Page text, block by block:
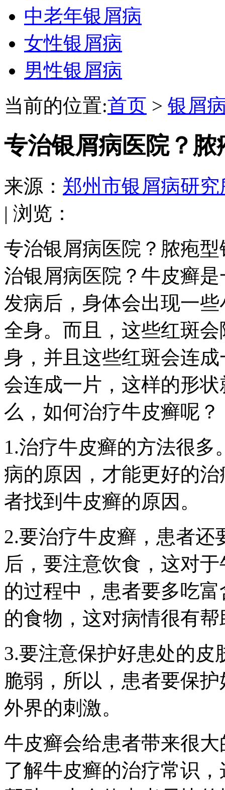
中老年银屑病
女性银屑病
男性银屑病
当前的位置:首页 > 银屑
专治银屑病医院？
来源： 郑州市银屑病研究
| 浏览：
专治银屑病医院？脓疱
治银屑病医院？牛皮癣
发病后，身体会出现一
全身。而且，这些红斑
身，并且这些红斑会连
会连成一片，这样的形
么，如何治疗牛皮癣呢？
1.治疗牛皮癣的方法很
病的原因，才能更好的
者找到牛皮癣的原因。
2.要治疗牛皮癣，患者
后，要注意饮食，这对
的过程中，患者要多吃
的食物，这对病情很有帮
3.要注意保护好患处的
脆弱，所以，患者要保
外界的刺激。
牛皮癣会给患者带来很
了解牛皮癣的治疗常识